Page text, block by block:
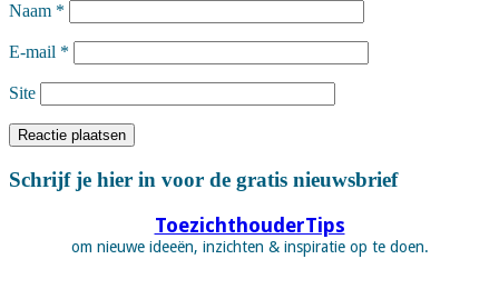
Naam *
E-mail *
Site
Schrijf je hier in voor de gratis nieuwsbrief
ToezichthouderTips
om nieuwe ideeën, inzichten & inspiratie op te doen.